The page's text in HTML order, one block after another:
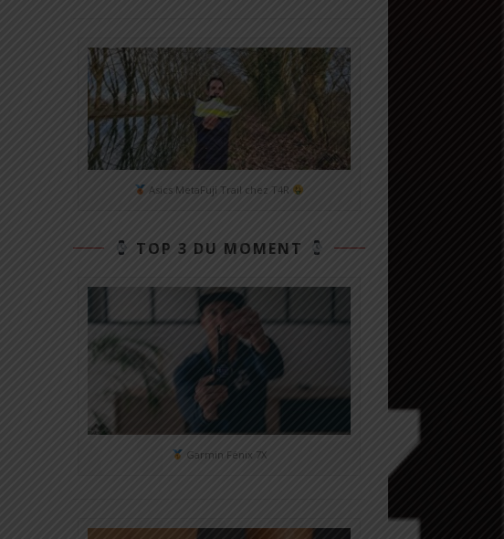
Asics MetaFuji Trail chez T4R
TOP 3 DU MOMENT
Garmin Fénix 7X